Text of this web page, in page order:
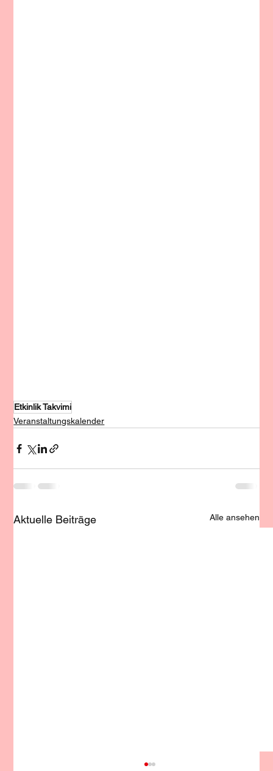
Etkinlik Takvimi
Veranstaltungskalender
Aktuelle Beiträge Alle ansehen